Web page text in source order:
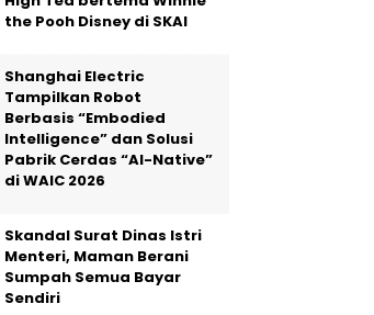
the Pooh Disney di SKAI
Shanghai Electric
Tampilkan Robot
Berbasis “Embodied
Intelligence” dan Solusi
Pabrik Cerdas “AI-Native”
di WAIC 2026
Skandal Surat Dinas Istri
Menteri, Maman Berani
Sumpah Semua Bayar
Sendiri